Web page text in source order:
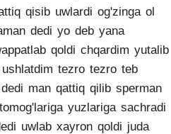
qisib uwlardi og'zinga ol
dedi yo deb yana
qoldi chqardim yutalib
tezro tezro teb
man qattiq qilib sperman
yuzlariga sachradi
uwlab xayron qoldi juda